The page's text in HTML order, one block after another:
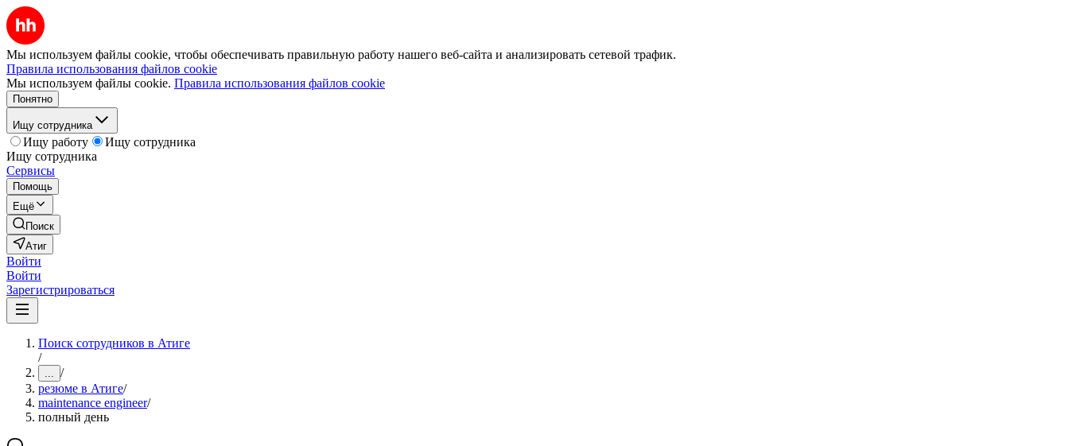
Мы используем файлы cookie, чтобы обеспечивать правильную работу нашего веб-сайта и анализировать сетевой трафик.
Правила использования файлов cookie
Мы используем файлы cookie. Правила использования файлов cookie
Понятно
Ищу сотрудника
Ищу работу
Ищу сотрудника
Ищу сотрудника
Сервисы
Помощь
Ещё
Поиск
Атиг
Войти
Войти
Зарегистрироваться
Поиск сотрудников в Атиге
/
... /
резюме в Атиге/
maintenance engineer/
полный день